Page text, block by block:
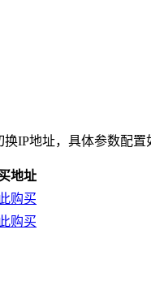
IP地址，具体参数配置
地址
购买
购买